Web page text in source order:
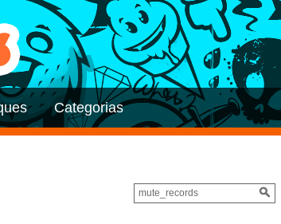
Categorias